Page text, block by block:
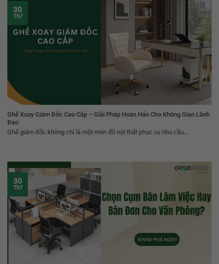
Ghế Xoay Giám Đốc Cao Cấp – Giải Pháp Hoàn Hảo Cho Không Gian Lãnh
Đạo
Ghế giám đốc không chỉ là một món đồ nội thất phục vụ nhu cầu...
30
Th7
30
Th7